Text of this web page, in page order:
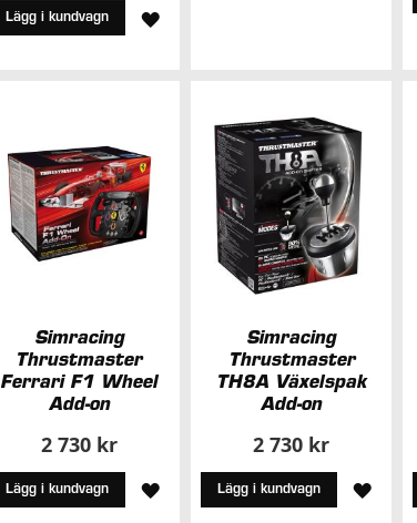
Lägg i kundvagn
LÄGG
ÖNSKELISTA
Simracing
Thrustmaster
Ferrari F1 Wheel
Add-on
2 730 kr
Lägg i kundvagn
LÄGG
Simracing
Thrustmaster
TH8A Växelspak
Add-on
2 730 kr
Lägg i kundvagn
LÄGG